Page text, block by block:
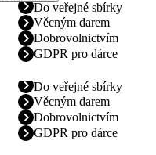
Do veřejné sbírky
Věcným darem
Dobrovolnictvím
GDPR pro dárce
Do veřejné sbírky
Věcným darem
Dobrovolnictvím
GDPR pro dárce